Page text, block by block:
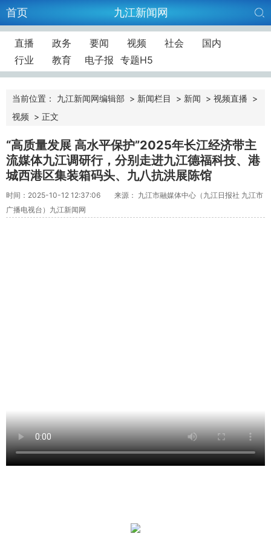
首页 九江新闻网
直播 政务 要闻 视频 社会
国内
行业
教育 电子报 专题H5
当前位置： 九江新闻网编辑部 > 新闻栏目 > 新闻 > 视频直播 >
视频 > 正文
“高质量发展 高水平保护”2025年长江经济带主
流媒体九江调研行，分别走进九江德福科技、港
城西港区集装箱码头、九八抗洪展陈馆
时间：2025-10-12 12:37:06
来源： 九江市融媒体中心（九江日报社 九江市
广播电视台）九江新闻网